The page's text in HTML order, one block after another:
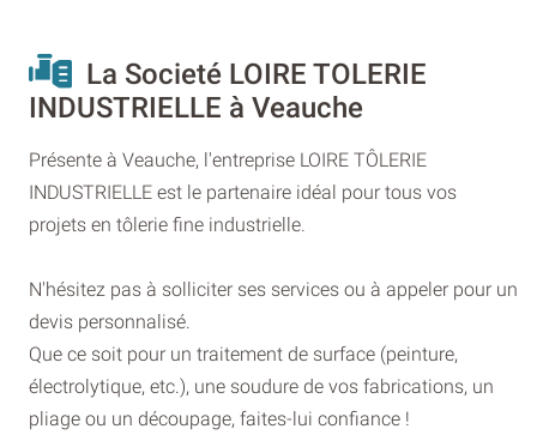
La Societé LOIRE TOLERIE
INDUSTRIELLE à Veauche
Présente à Veauche, l'entreprise LOIRE TÔLERIE
INDUSTRIELLE est le partenaire idéal pour tous vos
projets en tôlerie fine industrielle.
N'hésitez pas à solliciter ses services ou à appeler pour un
devis personnalisé.
Que ce soit pour un traitement de surface (peinture,
électrolytique, etc.), une soudure de vos fabrications, un
pliage ou un découpage, faites-lui confiance !